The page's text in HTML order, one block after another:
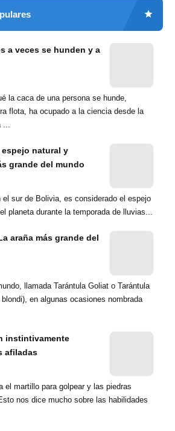
a veces se hunden y a
la caca de una persona se hunde,
flota, ha ocupado a la ciencia desde la
natural y
grande del mundo
el sur de Bolivia, es considerado el espejo
planeta durante la temporada de lluvias...
araña más grande del
llamada Tarántula Goliat o Tarántula
en algunas ocasiones nombrada
instintivamente
afiladas
el martillo para golpear y las piedras
nos dice mucho sobre las habilidades